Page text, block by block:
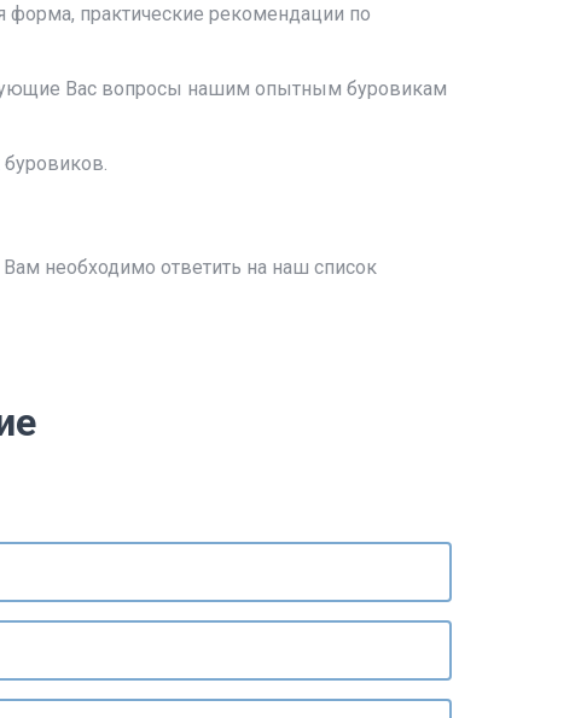
форма, практические рекомендации по
Вас вопросы нашим опытным буровикам
буровиков.
Вам необходимо ответить на наш список